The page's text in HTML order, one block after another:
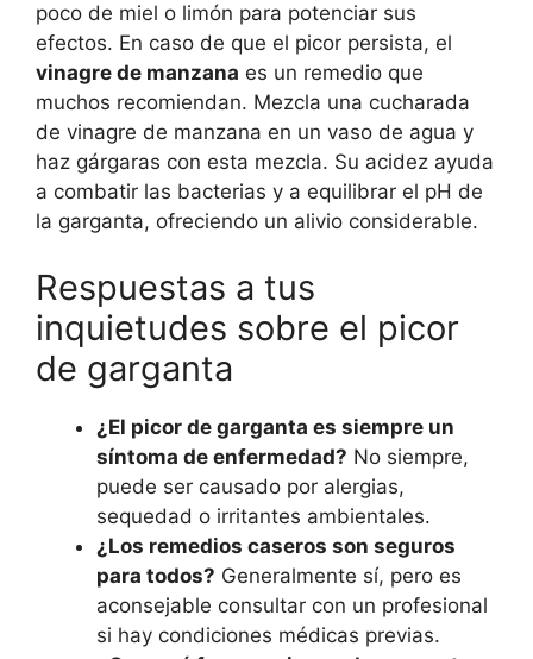
poco de miel o limón para potenciar sus
efectos. En caso de que el picor persista, el
vinagre de manzana es un remedio que
muchos recomiendan. Mezcla una cucharada
de vinagre de manzana en un vaso de agua y
haz gárgaras con esta mezcla. Su acidez ayuda
a combatir las bacterias y a equilibrar el pH de
la garganta, ofreciendo un alivio considerable.
Respuestas a tus
inquietudes sobre el picor
de garganta
¿El picor de garganta es siempre un
síntoma de enfermedad? No siempre,
puede ser causado por alergias,
sequedad o irritantes ambientales.
¿Los remedios caseros son seguros
para todos? Generalmente sí, pero es
aconsejable consultar con un profesional
si hay condiciones médicas previas.